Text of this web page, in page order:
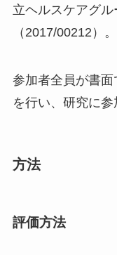
立ヘルスケアグ
（2017/00212）。
参加者全員が書
を行い、研究に参
方法
評価方法